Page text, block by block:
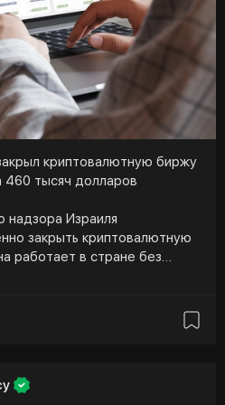
62408
криптовалютную биржу
тысяч долларов
надзора Израиля
закрыть криптовалютную
работает в стране без
платформы грозит
около 1,7 миллиона
продолжает работать,